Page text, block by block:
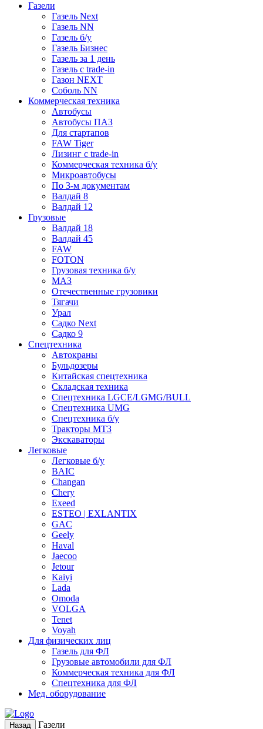
Газели
Газель Next
Газель NN
Газель б/у
Газель Бизнес
Газель за 1 день
Газель с trade-in
Газон NEXT
Соболь NN
Коммерческая техника
Автобусы
Автобусы ПАЗ
Для стартапов
FAW Tiger
Лизинг с trade-in
Коммерческая техника б/у
Микроавтобусы
По 3-м документам
Валдай 8
Валдай 12
Грузовые
Валдай 18
Валдай 45
FAW
FOTON
Грузовая техника б/у
МАЗ
Отечественные грузовики
Тягачи
Урал
Садко Next
Садко 9
Спецтехника
Автокраны
Бульдозеры
Китайская спецтехника
Складская техника
Спецтехника LGCE/LGMG/BULL
Спецтехника UMG
Спецтехника б/у
Тракторы МТЗ
Экскаваторы
Легковые
Легковые б/у
BAIC
Changan
Chery
Exeed
ESTEO | EXLANTIX
GAC
Geely
Haval
Jaecoo
Jetour
Kaiyi
Lada
Omoda
VOLGA
Tenet
Voyah
Для физических лиц
Газель для ФЛ
Грузовые автомобили для ФЛ
Коммерческая техника для ФЛ
Спецтехника для ФЛ
Мед. оборудование
Назад Газели